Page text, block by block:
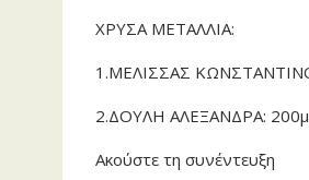
ΧΡΥΣΑ ΜΕΤΑΛΛΙΑ:
1.ΜΕΛΙΣΣΑΣ
2.ΔΟΥΛΗ ΑΛΕΞΑΝΔΡΑ:
Ακούστε τη συνέντευξη